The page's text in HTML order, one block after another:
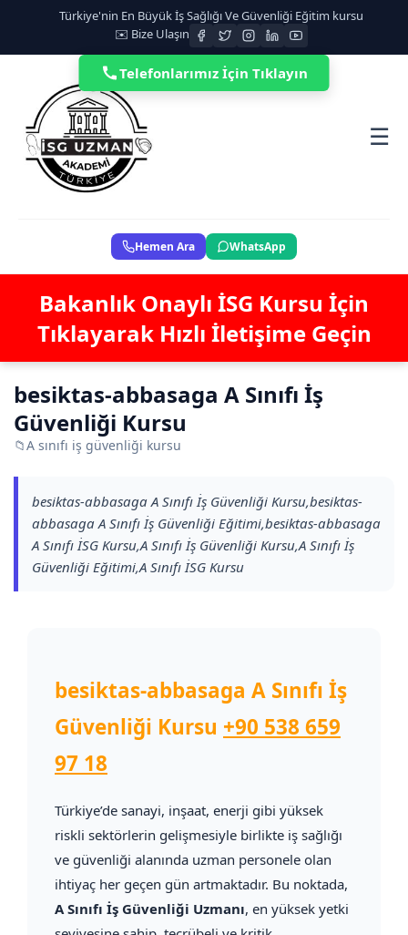
Türkiye'nin En Büyük İş Sağlığı Ve Güvenliği Eğitim kursu
✉️ Bize Ulaşın
☰
Hemen Ara WhatsApp
Bakanlık Onaylı İSG Kursu İçin
Tıklayarak Hızlı İletişime Geçin
besiktas-abbasaga A Sınıfı İş
Güvenliği Kursu
📁A sınıfı iş güvenliği kursu
besiktas-abbasaga A Sınıfı İş Güvenliği Kursu,besiktas-
abbasaga A Sınıfı İş Güvenliği Eğitimi,besiktas-abbasaga
A Sınıfı İSG Kursu,A Sınıfı İş Güvenliği Kursu,A Sınıfı İş
Güvenliği Eğitimi,A Sınıfı İSG Kursu
besiktas-abbasaga A Sınıfı İş
Güvenliği Kursu +90 538 659
97 18
Türkiye’de sanayi, inşaat, enerji gibi yüksek
riskli sektörlerin gelişmesiyle birlikte iş sağlığı
ve güvenliği alanında uzman personele olan
ihtiyaç her geçen gün artmaktadır. Bu noktada,
A Sınıfı İş Güvenliği Uzmanı, en yüksek yetki
Telefonlarımız İçin Tıklayın